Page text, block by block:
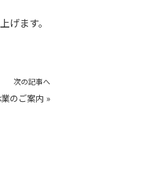
ます。
次の記事へ
のご案内 »